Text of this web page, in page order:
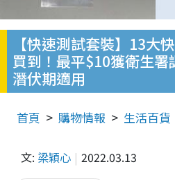
【快速測試套裝】13大
買到！最平$10獲衛生
潛伏期適用
首頁 購物情報 生活百貨
文: 梁穎心 2022.03.13